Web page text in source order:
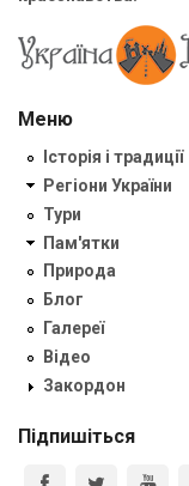
Меню
Історія і традиції
Регіони України
Тури
Пам'ятки
Природа
Блог
Галереї
Відео
Закордон
Підпишіться